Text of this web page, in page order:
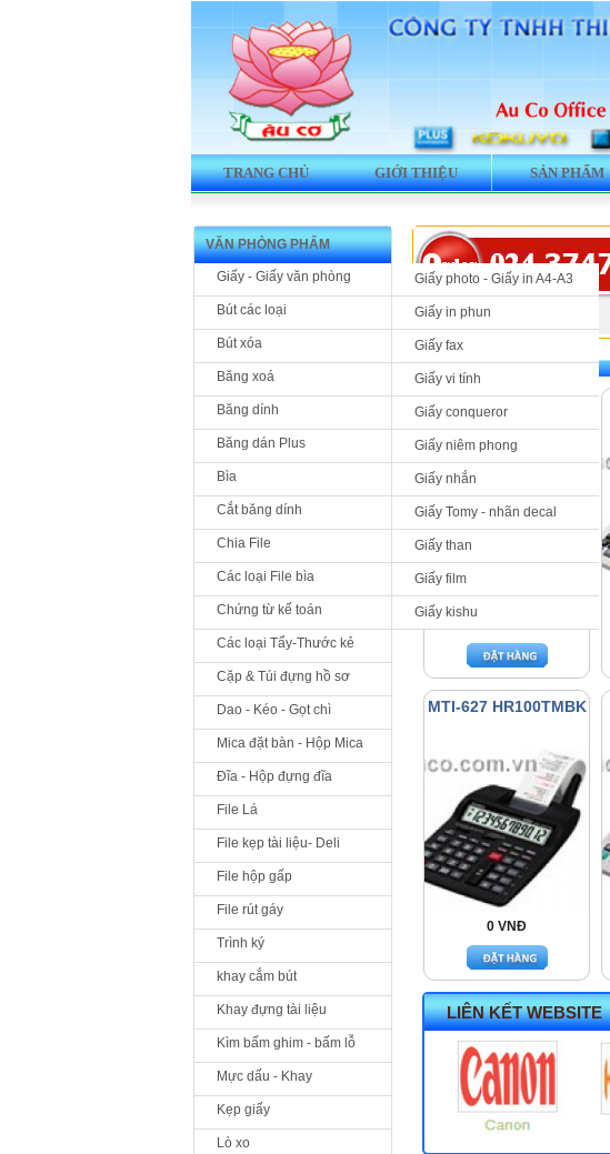
TRANG CHỦ GIỚI THIỆU SẢN PHẨM
VĂN PHÒNG PHẨM
Giấy - Giấy văn phòng Giấy photo - Giấy in A4-A3
Giấy in phun
Giấy fax
Giấy vi tính
Giấy conqueror
Giấy niêm phong
Giấy nhắn
Giấy Tomy - nhãn decal
Giấy than
Giấy film
Giấy kishu
Bút các loại
Bút xóa
Băng xoá
Băng dính
Băng dán Plus
Bìa
Cắt băng dính
Chia File
Các loại File bìa
Chứng từ kế toán
Các loại Tẩy-Thước kẻ
Cặp & Túi đựng hồ sơ
Dao - Kéo - Gọt chì
Mica đặt bàn - Hộp Mica
Đĩa - Hộp đựng đĩa
File Lá
File kẹp tài liệu- Deli
File hộp gấp
File rút gáy
Trình ký
khay cắm bút
Khay đựng tài liệu
Kìm bấm ghim - bấm lỗ
Mực dấu - Khay
Kẹp giấy
Lò xo
MTI-518 Máy tính in
DR120TM
MTI-627 HR100TMBK
0 VNĐ
LIÊN KẾT WEBSITE